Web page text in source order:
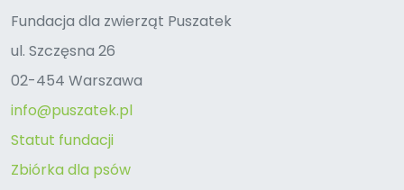
Fundacja dla zwierząt Puszatek
ul. Szczęsna 26
02-454 Warszawa
info@puszatek.pl
Statut fundacji
Zbiórka dla psów